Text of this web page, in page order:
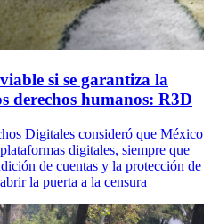
si se garantiza la
derechos humanos: R3D
Digitales consideró que México
digitales, siempre que
de cuentas y la protección de
la puerta a la censura